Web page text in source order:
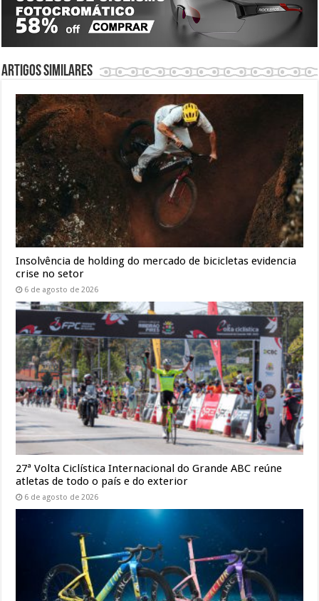
Artigos similares
Insolvência de holding do mercado de bicicletas evidencia
crise no setor
6 de agosto de 2026
27ª Volta Ciclística Internacional do Grande ABC reúne
atletas de todo o país e do exterior
6 de agosto de 2026